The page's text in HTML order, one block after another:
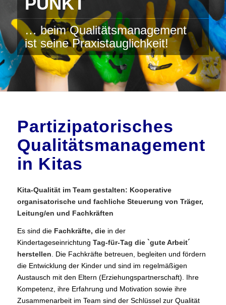
… beim Qualitätsmanagement
ist seine Praxistauglichkeit!
Partizipatorisches
Qualitätsmanagement
in Kitas
Kita-Qualität im Team gestalten: Kooperative
organisatorische und fachliche Steuerung von Träger,
Leitung/en und Fachkräften
Es sind die Fachkräfte, diein der
Kindertageseinrichtung Tag-für-Tag die `gute Arbeit´
herstellen . Die Fachkräfte betreuen, begleiten und fördern
die Entwicklung der Kinder und sind im regelmäßigen
Austausch mit den Eltern (Erziehungspartnerschaft). Ihre
Kompetenz, ihre Erfahrung und Motivation sowie ihre
Zusammenarbeit im Team sind der Schlüssel zur Qualität